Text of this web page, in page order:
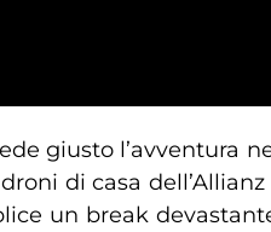
giusto l’avventura
di casa
un break